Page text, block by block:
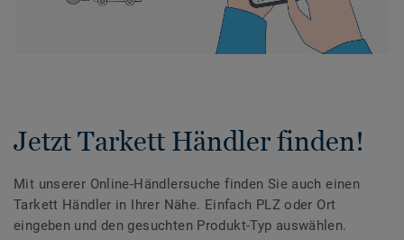
Jetzt Tarkett Händler finden!
Mit unserer Online-Händlersuche finden Sie auch einen
Tarkett Händler in Ihrer Nähe. Einfach PLZ oder Ort
eingeben und den gesuchten Produkt-Typ auswählen.